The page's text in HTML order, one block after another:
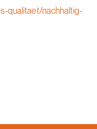
qualitaet/nachhaltig-